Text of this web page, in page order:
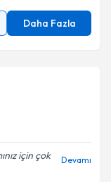
Daha Fazla
için çok
Devamı